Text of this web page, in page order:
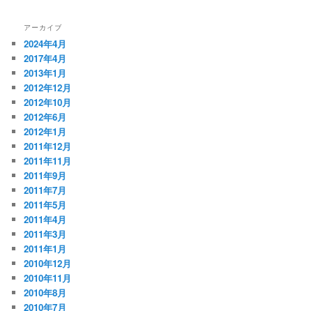
アーカイブ
2024年4月
2017年4月
2013年1月
2012年12月
2012年10月
2012年6月
2012年1月
2011年12月
2011年11月
2011年9月
2011年7月
2011年5月
2011年4月
2011年3月
2011年1月
2010年12月
2010年11月
2010年8月
2010年7月